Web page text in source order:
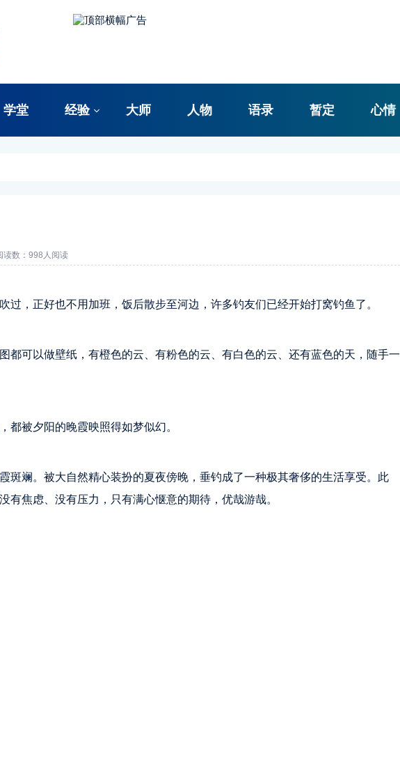
学堂 经验 大师 人物 语录 暂定 心情
读数： 998人阅读
过，正好也不用加班，饭后散步至河边，许多钓友们已经开始打窝钓鱼了。
都可以做壁纸，有橙色的云、有粉色的云、有白色的云、还有蓝色的天，随手一
都被夕阳的晚霞映照得如梦似幻。
斑斓。被大自然精心装扮的夏夜傍晚，垂钓成了一种极其奢侈的生活享受。此
有焦虑、没有压力，只有满心惬意的期待，优哉游哉。